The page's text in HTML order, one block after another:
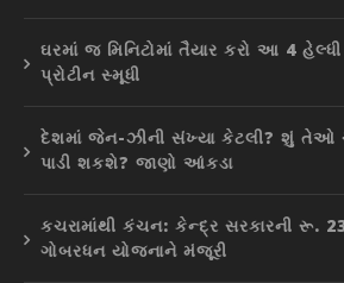
ઘરમાં જ મિનિટોમાં તૈયાર કરો આ 4
પ્રોટીન સ્મૂધી
દેશમાં જેન-ઝીની સંખ્યા કેટલી? શું તેઓ
પાડી શકશે? જાણો આંકડા
કચરામાંથી કંચન: કેન્દ્ર સરકારની રૂ.
ગોબરધન યોજનાને મંજૂરી